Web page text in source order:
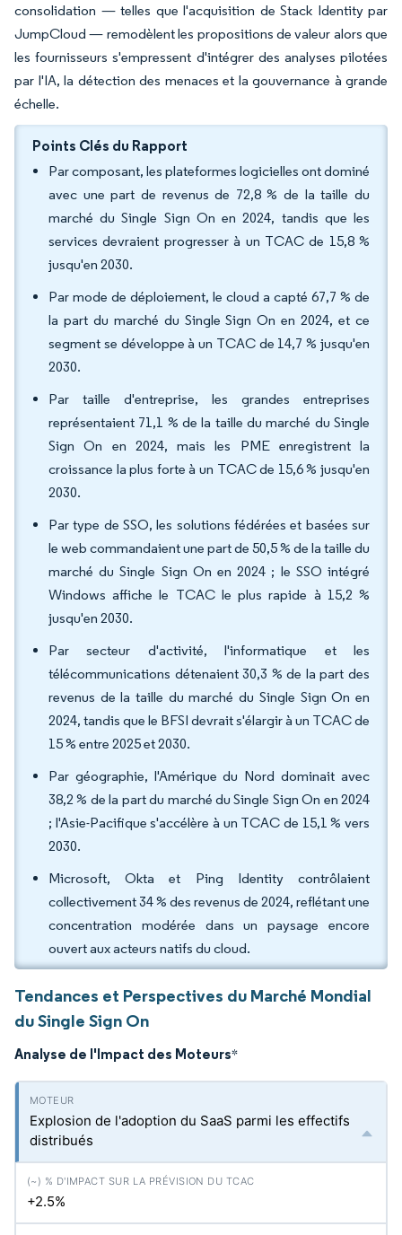
consolidation — telles que l'acquisition de Stack Identity par
JumpCloud — remodèlent les propositions de valeur alors que
les fournisseurs s'empressent d'intégrer des analyses pilotées
par l'IA, la détection des menaces et la gouvernance à grande
échelle.
Points Clés du Rapport
Par composant, les plateformes logicielles ont dominé
avec une part de revenus de 72,8 % de la taille du
marché du Single Sign On en 2024, tandis que les
services devraient progresser à un TCAC de 15,8 %
jusqu'en 2030.
Par mode de déploiement, le cloud a capté 67,7 % de
la part du marché du Single Sign On en 2024, et ce
segment se développe à un TCAC de 14,7 % jusqu'en
2030.
Par taille d'entreprise, les grandes entreprises
représentaient 71,1 % de la taille du marché du Single
Sign On en 2024, mais les PME enregistrent la
croissance la plus forte à un TCAC de 15,6 % jusqu'en
2030.
Par type de SSO, les solutions fédérées et basées sur
le web commandaient une part de 50,5 % de la taille du
marché du Single Sign On en 2024 ; le SSO intégré
Windows affiche le TCAC le plus rapide à 15,2 %
jusqu'en 2030.
Par secteur d'activité, l'informatique et les
télécommunications détenaient 30,3 % de la part des
revenus de la taille du marché du Single Sign On en
2024, tandis que le BFSI devrait s'élargir à un TCAC de
15 % entre 2025 et 2030.
Par géographie, l'Amérique du Nord dominait avec
38,2 % de la part du marché du Single Sign On en 2024
; l'Asie-Pacifique s'accélère à un TCAC de 15,1 % vers
2030.
Microsoft, Okta et Ping Identity contrôlaient
collectivement 34 % des revenus de 2024, reflétant une
concentration modérée dans un paysage encore
ouvert aux acteurs natifs du cloud.
Tendances et Perspectives du Marché Mondial
du Single Sign On
Analyse de l'Impact des Moteurs*
Explosion de l'adoption du SaaS parmi les effectifs
distribués
+2.5%